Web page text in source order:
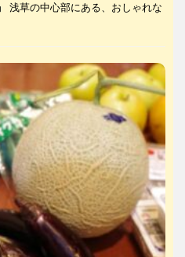
浅草の中心部にある、おしゃれな